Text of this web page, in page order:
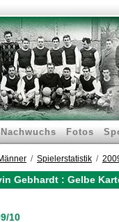
Nachwuchs Fotos
Spielerstatistik
Gebhardt : Gelbe
10